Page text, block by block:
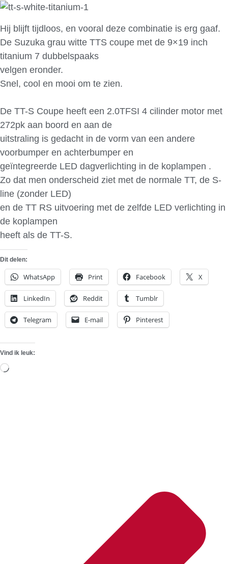
Hij blijft tijdloos, en vooral deze combinatie is erg gaaf.
De Suzuka grau witte TTS coupe met de 9×19 inch
titanium 7 dubbelspaaks
velgen eronder.
Snel, cool en mooi om te zien.
De TT-S Coupe heeft een 2.0TFSI 4 cilinder motor met
272pk aan boord en aan de
uitstraling is gedacht in de vorm van een andere
voorbumper en achterbumper en
geïntegreerde LED dagverlichting in de koplampen .
Zo dat men onderscheid ziet met de normale TT, de S-
line (zonder LED)
en de TT RS uitvoering met de zelfde LED verlichting in
de koplampen
heeft als de TT-S.
Dit delen:
WhatsApp Print Facebook X
LinkedIn Reddit Tumblr
Telegram E-mail Pinterest
Vind ik leuk:
Aan